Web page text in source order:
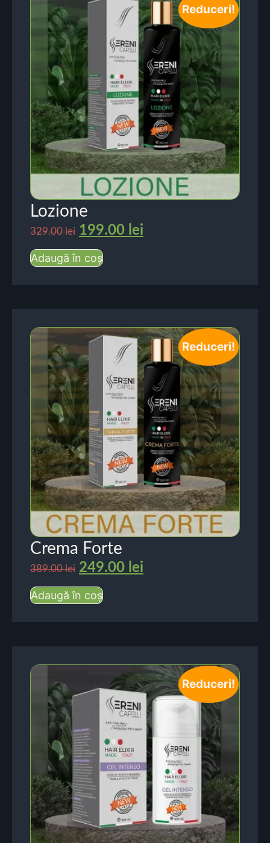
Reduceri!
Lozione
329.00lei 199.00 lei
Adaugă în coș
Reduceri!
Crema Forte
389.00lei 249.00 lei
Adaugă în coș
Reduceri!